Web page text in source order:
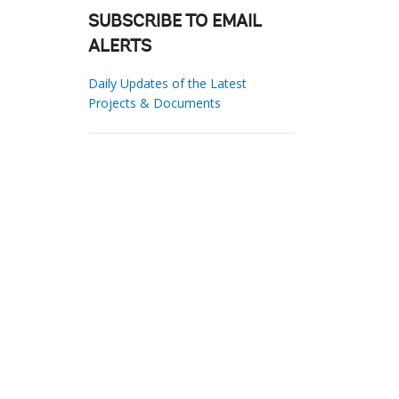
SUBSCRIBE TO EMAIL
ALERTS
Daily Updates of the Latest
Projects & Documents